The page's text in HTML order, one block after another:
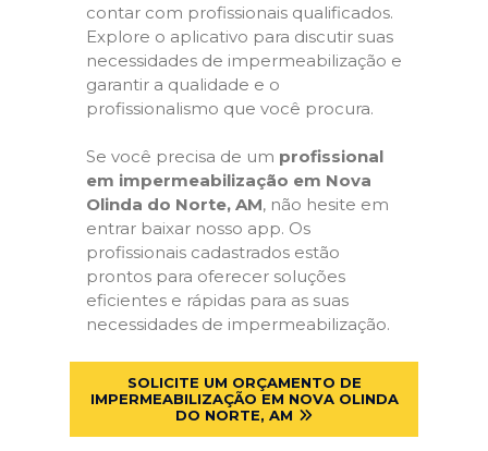
contar com profissionais qualificados.
Explore o aplicativo para discutir suas
necessidades de impermeabilização e
garantir a qualidade e o
profissionalismo que você procura.
Se você precisa de um profissional
em impermeabilização em Nova
Olinda do Norte, AM, não hesite em
entrar baixar nosso app. Os
profissionais cadastrados estão
prontos para oferecer soluções
eficientes e rápidas para as suas
necessidades de impermeabilização.
SOLICITE UM ORÇAMENTO DE
IMPERMEABILIZAÇÃO EM NOVA OLINDA
DO NORTE, AM